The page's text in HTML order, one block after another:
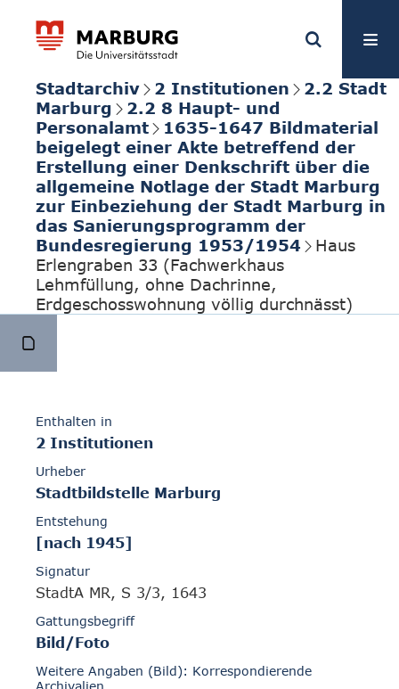
Stadtarchiv 2 Institutionen
2.2 Stadt
Marburg
2.2 8 Haupt- und
Personalamt
1635-1647 Bildmaterial
beigelegt einer Akte betreffend der
Erstellung einer Denkschrift über die
allgemeine Notlage der Stadt Marburg
zur Einbeziehung der Stadt Marburg in
das Sanierungsprogramm der
Bundesregierung 1953/1954
Haus
Erlengraben 33 (Fachwerkhaus
Lehmfüllung, ohne Dachrinne,
Erdgeschosswohnung völlig durchnässt)
Enthalten in
2 Institutionen
Urheber
Stadtbildstelle Marburg
Entstehung
[nach 1945]
Signatur
StadtA MR, S 3/3, 1643
Gattungsbegriff
Bild/Foto
Weitere Angaben (Bild): Korrespondierende